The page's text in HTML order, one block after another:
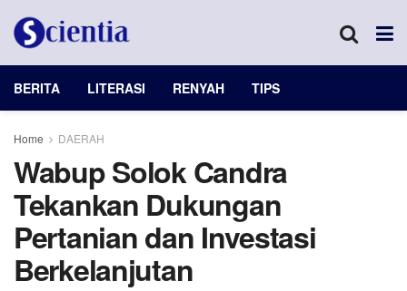
BERITA LITERASI RENYAH TIPS
Home DAERAH
Wabup Solok Candra
Tekankan Dukungan
Pertanian dan Investasi
Berkelanjutan